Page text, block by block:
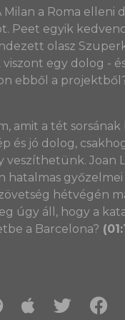
Milan a Roma
Peet egyik
olasz
egy dolog -
ebből a
amit a tét
és jó dolog,
Joan
hétvégén
úgy áll, hogy a
a Barcelona?